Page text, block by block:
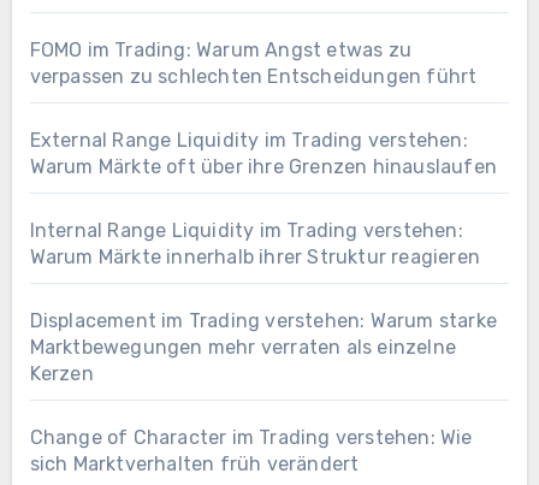
FOMO im Trading: Warum Angst etwas zu
verpassen zu schlechten Entscheidungen führt
External Range Liquidity im Trading verstehen:
Warum Märkte oft über ihre Grenzen hinauslaufen
Internal Range Liquidity im Trading verstehen:
Warum Märkte innerhalb ihrer Struktur reagieren
Displacement im Trading verstehen: Warum starke
Marktbewegungen mehr verraten als einzelne
Kerzen
Change of Character im Trading verstehen: Wie
sich Marktverhalten früh verändert